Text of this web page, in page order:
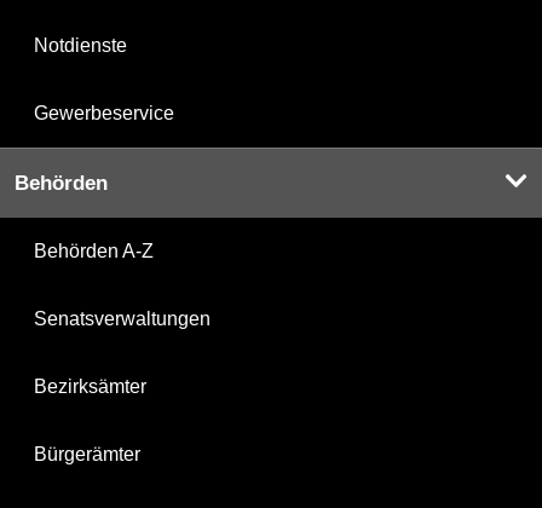
Notdienste
Gewerbeservice
Behörden
Behörden A-Z
Senatsverwaltungen
Bezirksämter
Bürgerämter